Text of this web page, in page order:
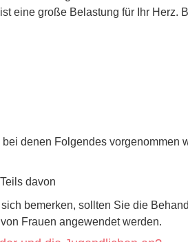
eine große Belastung für Ihr Herz.
denen Folgendes vorgenommen
davon
bemerken, sollten Sie die
Frauen angewendet werden.